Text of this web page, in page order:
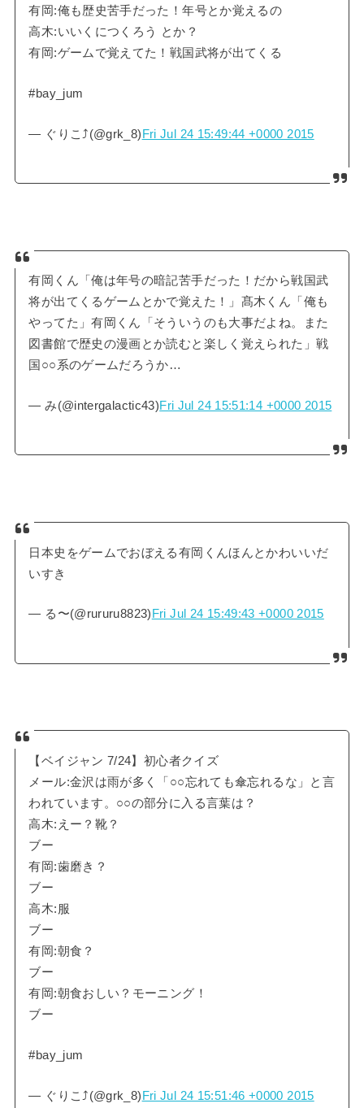
有岡:俺も歴史苦手だった！年号とか覚えるの
高木:いいくにつくろう とか？
有岡:ゲームで覚えてた！戦国武将が出てくる
#bay_jum
— ぐりこ⤴︎(@grk_8)Fri Jul 24 15:49:44 +0000 2015
有岡くん「俺は年号の暗記苦手だった！だから戦国武
将が出てくるゲームとかで覚えた！」髙木くん「俺も
やってた」有岡くん「そういうのも大事だよね。また
図書館で歴史の漫画とか読むと楽しく覚えられた」戦
国○○系のゲームだろうか…
— み(@intergalactic43)Fri Jul 24 15:51:14 +0000 2015
日本史をゲームでおぼえる有岡くんほんとかわいいだ
いすき
— る〜(@rururu8823) Fri Jul 24 15:49:43 +0000 2015
【ベイジャン 7/24】初心者クイズ
メール:金沢は雨が多く「○○忘れても傘忘れるな」と言
われています。○○の部分に入る言葉は？
高木:えー？靴？
ブー
有岡:歯磨き？
ブー
高木:服
ブー
有岡:朝食？
ブー
有岡:朝食おしい？モーニング！
ブー
#bay_jum
— ぐりこ⤴︎(@grk_8)Fri Jul 24 15:51:46 +0000 2015